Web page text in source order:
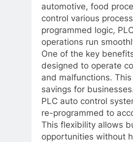
automotive, food
control various
programmed logic,
operations run
One of the key
designed to operate
and malfunctions.
savings for
PLC auto control
re-programmed to
This flexibility allows
opportunities without